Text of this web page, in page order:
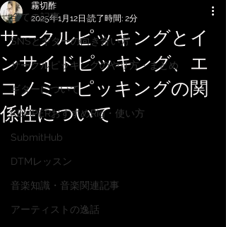
全ての記事
SNSとギターの向き合い方
サークルピッキングのやり方・まとめ
ギターについて
KEMPERおすすめRig・使い方
SubmitHub
DTMレッスン
音楽知識・音楽関連記事
アーティストの逸話
サークルピッキングとイ
ンサイドピッキング、エ
コノミーピッキングの関
係性について
霧切酢
2025年1月12日 読了時間: 2分